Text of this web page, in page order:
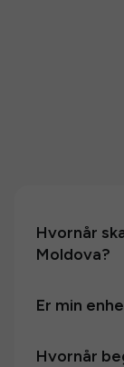
Hvornår
Moldova?
Er min
Hvornår